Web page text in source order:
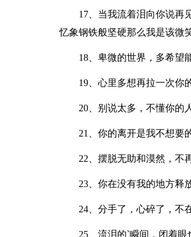
17、当我流着泪向你说再
忆象钢铁般坚硬那么我是该微
18、卑微的世界，多希望
19、心里多想再拉一次你
20、别说太多，不懂你的
21、你的离开是我不想要
22、摆脱无助和漠然，不
23、你在没有我的地方释
24、分手了，心碎了，不
25、流泪的`瞬间，闭着眼